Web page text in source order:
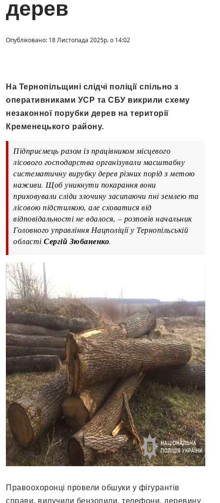
дерев
Опубліковано: 18 Листопада 2025р. о 14:02
На Тернопільщині слідчі поліції спільно з
оперативниками УСР та СБУ викрили схему
незаконної порубки дерев на території
Кременецького району.
Підприємець разом із працівником місцевого
лісового господарства організували масштабну
систематичну вирубку дерев різних порід з метою
наживи. Щоб уникнути покарання вони
приховували сліди злочину засипаючи пні землею та
лісовою підстилкою, але сховатися від
відповідальності не вдалося, – розповів начальник
Головного управління Нацполіції у Тернопільській
області Сергій Зюбаненко.
Правоохоронці провели обшуки у фігурантів
справи, вилучили бензопили, телефони, деревину